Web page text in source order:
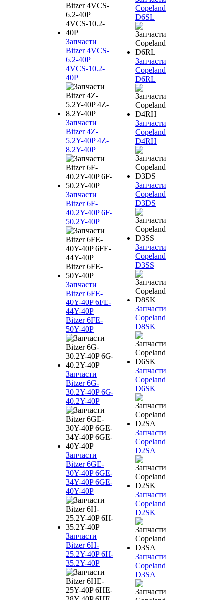
Запчасти
Bitzer 4VCS-
6.2-40P
4VCS-10.2-
40P
Запчасти
Bitzer 4Z-
5.2Y-40P 4Z-
8.2Y-40P
Запчасти
Bitzer 6F-
40.2Y-40P 6F-
50.2Y-40P
Запчасти
Bitzer 6FE-
40Y-40P 6FE-
44Y-40P
Bitzer 6FE-
50Y-40P
Запчасти
Bitzer 6G-
30.2Y-40P 6G-
40.2Y-40P
Запчасти
Bitzer 6GE-
30Y-40P 6GE-
34Y-40P 6GE-
40Y-40P
Запчасти
Bitzer 6H-
25.2Y-40P 6H-
35.2Y-40P
Copeland
D6SL
Запчасти
Copeland
D6RL
Запчасти
Copeland
D4RH
Запчасти
Copeland
D3DS
Запчасти
Copeland
D3SS
Запчасти
Copeland
D8SK
Запчасти
Copeland
D6SK
Запчасти
Copeland
D2SA
Запчасти
Copeland
D2SK
Запчасти
Copeland
D3SA